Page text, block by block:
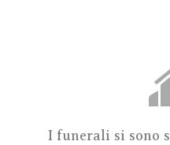
I funerali si sono